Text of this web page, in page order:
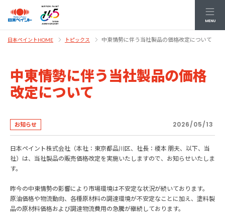
MENU
日本ペイントHOME トピックス 中東情勢に伴う当社製品の価格改定について
中東情勢に伴う当社製品の価格
改定について
お知らせ 2026/05/13
日本ペイント株式会社（本社：東京都品川区、社長：榎本 朋夫、以下、当
社）は、当社製品の販売価格改定を実施いたしますので、お知らせいたしま
す。
昨今の中東情勢の影響により市場環境は不安定な状況が続いております。
原油価格や物流動向、各種原材料の調達環境が不安定なことに加え、塗料製
品の原材料価格および調達物流費用の急騰が継続しております。